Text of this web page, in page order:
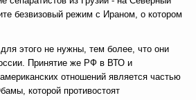
безвизовый режим с Ираном, о котором
этого не нужны, тем более, что они
Принятие же РФ в ВТО и
отношений является частью
которой противостоят